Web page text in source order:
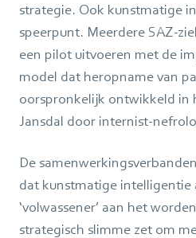
strategie. Ook kunstmatige
speerpunt. Meerdere SAZ-
een pilot uitvoeren met de
model dat heropname van
oorspronkelijk ontwikkeld in
Jansdal door internist-
De
dat kunstmatige intelligentie
‘volwassener’ aan het
strategisch slimme zet om